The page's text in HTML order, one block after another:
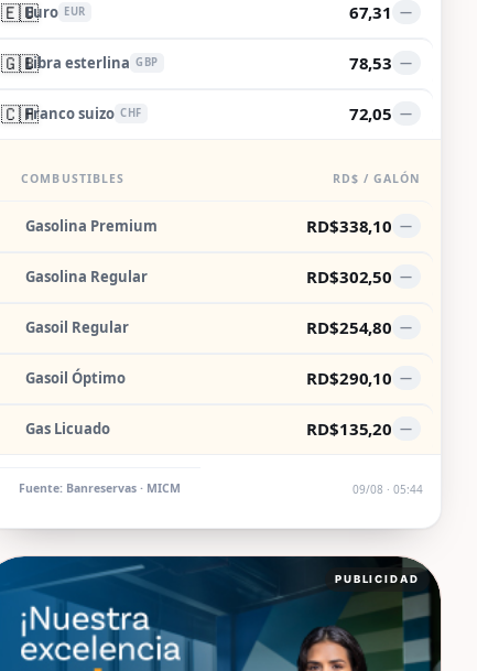
🇪🇺Euro EUR 67,31 —
🇬🇧Libra esterlina GBP 78,53 —
🇨🇭Franco suizo CHF 72,05 —
COMBUSTIBLES RD$ / GALÓN
Gasolina Premium RD$338,10 —
Gasolina Regular RD$302,50 —
Gasoil Regular RD$254,80 —
Gasoil Óptimo RD$290,10 —
Gas Licuado RD$135,20 —
Fuente: Banreservas · MICM 09/08 · 05:44
PUBLICIDAD